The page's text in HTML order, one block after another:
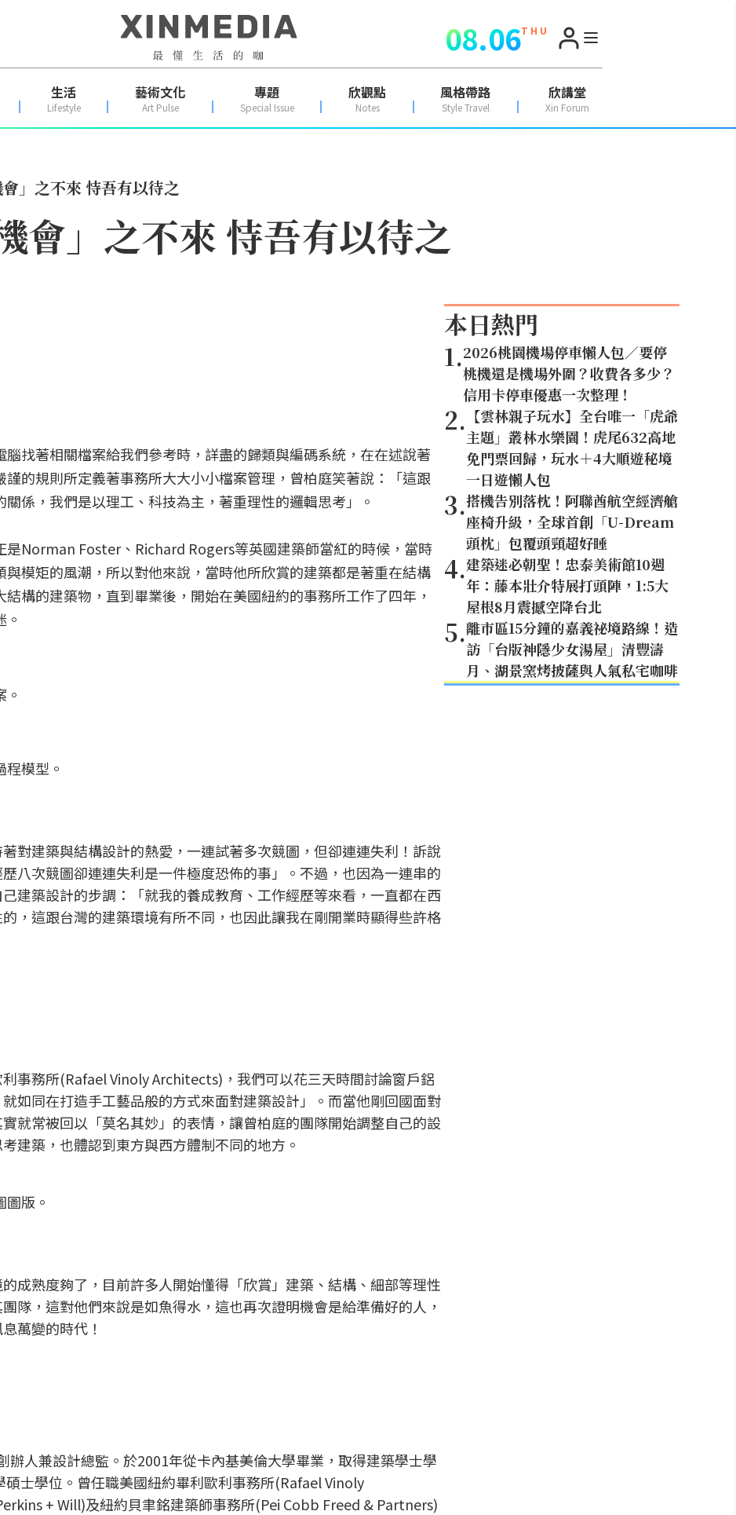
08.06T H U
生活
Lifestyle
藝術文化
Art Pulse
專題
Special Issue
欣觀點
Notes
風格帶路
Style Travel
欣講堂
Xin Forum
」之不來 恃吾有以待之
會」之不來 恃吾有以待之
找著相關檔案給我們參考時，詳盡的歸類與編碼系統，在在述說著
的規則所定義著事務所大大小小檔案管理，曾柏庭笑著說：「這跟
係，我們是以理工、科技為主，著重理性的邏輯思考」。
是Norman Foster、Richard Rogers等英國建築師當紅的時候，當時
模矩的風潮，所以對他來說，當時他所欣賞的建築都是著重在結構
構的建築物，直到畢業後，開始在美國紐約的事務所工作了四年，
模型。
對建築與結構設計的熱愛，一連試著多次競圖，但卻連連失利！訴說
八次競圖卻連連失利是一件極度恐佈的事」。不過，也因為一連串的
建築設計的步調：「就我的養成教育、工作經歷等來看，一直都在西
，這跟台灣的建築環境有所不同，也因此讓我在剛開業時顯得些許格
事務所(Rafael Vinoly Architects)，我們可以花三天時間討論窗戶鋁
如同在打造手工藝品般的方式來面對建築設計」。而當他剛回國面對
就常被回以「莫名其妙」的表情，讓曾柏庭的團隊開始調整自己的設
建築，也體認到東方與西方體制不同的地方。
版。
成熟度夠了，目前許多人開始懂得「欣賞」建築、結構、細部等理性
隊，這對他們來說是如魚得水，這也再次證明機會是給準備好的人，
萬變的時代！
辦人兼設計總監。於2001年從卡內基美倫大學畢業，取得建築學士學
士學位。曾任職美國紐約畢利歐利事務所(Rafael Vinoly
+ Will)及紐約貝聿銘建築師事務所(Pei Cobb Freed & Partners)
本日熱門
1.2026桃園機場停車懶人包／要停
桃機還是機場外圍？收費各多少？
信用卡停車優惠一次整理！
2. 【雲林親子玩水】全台唯一「虎爺
主題」叢林水樂園！虎尾632高地
免門票回歸，玩水＋4大順遊秘境
一日遊懶人包
3.搭機告別落枕！阿聯酋航空經濟艙
座椅升級，全球首創「U-Dream
頭枕」包覆頭頸超好睡
4.建築迷必朝聖！忠泰美術館10週
年：藤本壯介特展打頭陣，1:5大
屋根8月震撼空降台北
5.離市區15分鐘的嘉義祕境路線！造
訪「台版神隱少女湯屋」清豐濤
月、湖景窯烤披薩與人氣私宅咖啡